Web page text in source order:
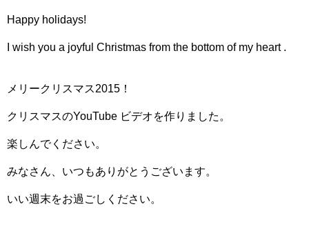
Happy holidays!
I wish you a joyful Christmas from the bottom of my heart .
メリークリスマス2015！
クリスマスのYouTube ビデオを作りました。
楽しんでください。
みなさん、いつもありがとうございます。
いい週末をお過ごしください。